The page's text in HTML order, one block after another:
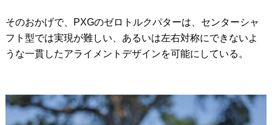
そのおかげで、PXGのゼロトルクパターは、センターシャ
フト型では実現が難しい、あるいは左右対称にできないよ
うな一貫したアライメントデザインを可能にしている。